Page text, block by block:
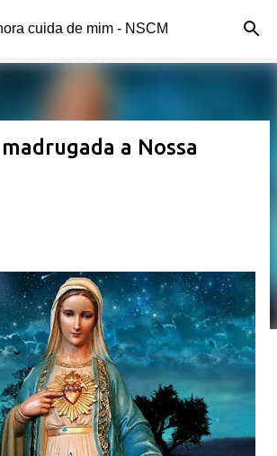
para o conteúdo principal
cuida de mim - NSCM
a Nossa